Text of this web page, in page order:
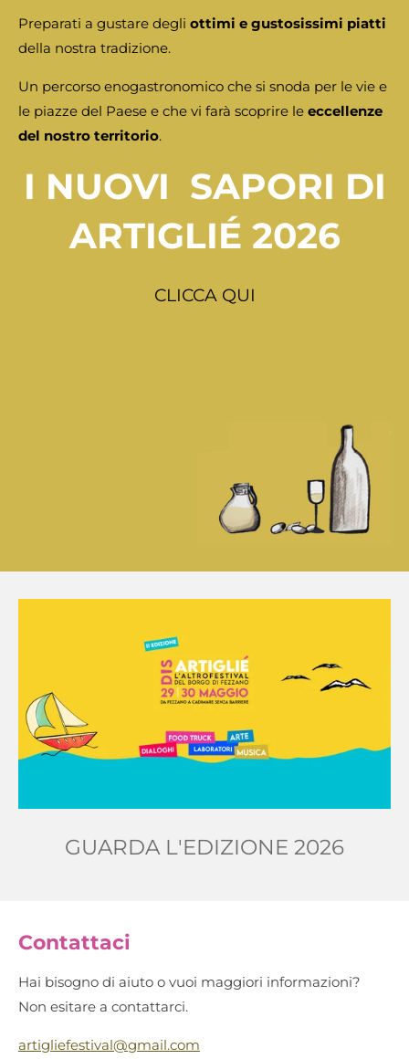
Preparati a gustare degli ottimi e gustosissimi piatti
della nostra tradizione.
Un percorso enogastronomico che si snoda per le vie e
le piazze del Paese e che vi farà scoprire le eccellenze
del nostro territorio.
I NUOVI SAPORI DI
ARTIGLIÉ 2026
CLICCA QUI
GUARDA L'EDIZIONE 2026
Contattaci
Hai bisogno di aiuto o vuoi maggiori informazioni?
Non esitare a contattarci.
artigliefestival@gmail.com